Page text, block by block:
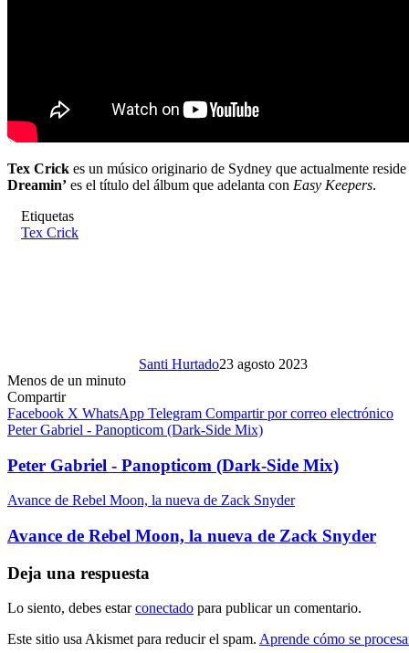
Tex Crick es un músico originario de Sydney que actualmente
Dreamin’ es el título del álbum que adelanta con Easy Keepers.
Etiquetas
Tex Crick
Santi Hurtado23 agosto 2023
Menos de un minuto
Compartir
Facebook X WhatsApp Telegram Compartir por correo electrónico
Peter Gabriel - Panopticom (Dark-Side Mix)
Peter Gabriel - Panopticom (Dark-Side Mix)
Avance de Rebel Moon, la nueva de Zack Snyder
Avance de Rebel Moon, la nueva de Zack Snyder
Deja una respuesta
Lo siento, debes estarconectado para publicar un comentario.
Este sitio usa Akismet para reducir el spam. Aprende cómo se